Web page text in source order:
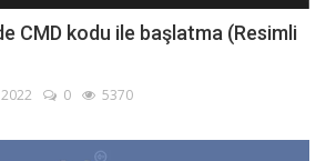
CMD kodu ile başlatma (Resimli
0 5370